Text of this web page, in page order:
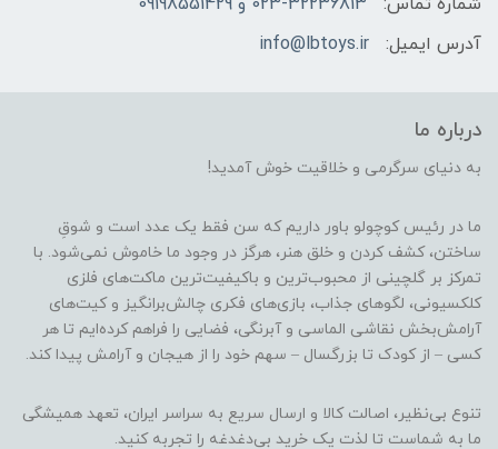
آدرس ایمیل:
info@lbtoys.ir
درباره ما
به دنیای سرگرمی و خلاقیت خوش آمدید!
ما در رئیس کوچولو باور داریم که سن فقط یک عدد است و شوقِ
ساختن، کشف کردن و خلق هنر، هرگز در وجود ما خاموش نمی‌شود. با
تمرکز بر گلچینی از محبوب‌ترین و باکیفیت‌ترین ماکت‌های فلزی
کلکسیونی، لگوهای جذاب، بازی‌های فکری چالش‌برانگیز و کیت‌های
آرامش‌بخش نقاشی الماسی و آبرنگی، فضایی را فراهم کرده‌ایم تا هر
کسی – از کودک تا بزرگسال – سهم خود را از هیجان و آرامش پیدا کند.
تنوع بی‌نظیر، اصالت کالا و ارسال سریع به سراسر ایران، تعهد همیشگی
ما به شماست تا لذت یک خرید بی‌دغدغه را تجربه کنید.